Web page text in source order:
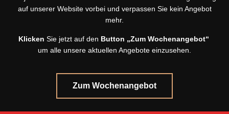
auf unserer Website vorbei und verpassen Sie kein Angebot
mehr.
Klicken Sie jetzt auf den Button „Zum Wochenangebot“
um alle unsere aktuellen Angebote einzusehen.
Zum Wochenangebot